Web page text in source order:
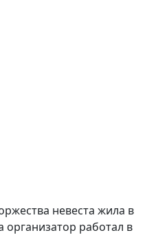
невеста жила в
организатор работал в